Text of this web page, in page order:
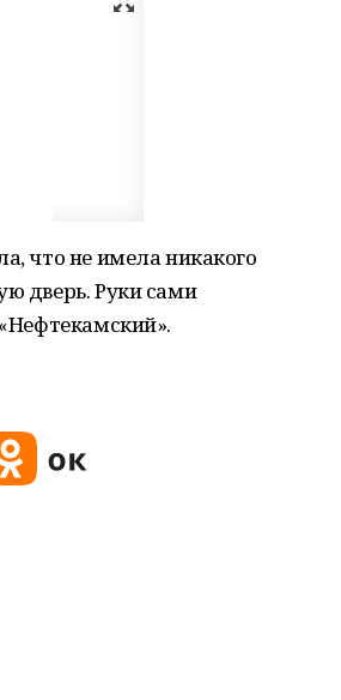
что не имела никакого
дверь. Руки сами